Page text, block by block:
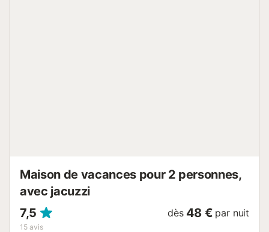
Maison de vacances pour 2 personnes,
avec jacuzzi
7,5
15 avis
dès 48 € par nuit